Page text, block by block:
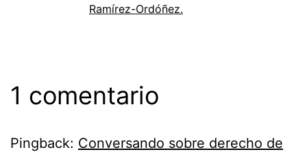
Ramírez-Ordóñez.
1 comentario
Pingback: Conversando sobre derecho de